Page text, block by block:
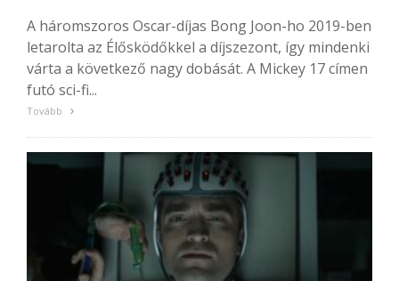
A háromszoros Oscar-díjas Bong Joon-ho 2019-ben
letarolta az Élősködőkkel a díjszezont, így mindenki
várta a következő nagy dobását. A Mickey 17 címen
futó sci-fi...
Tovább